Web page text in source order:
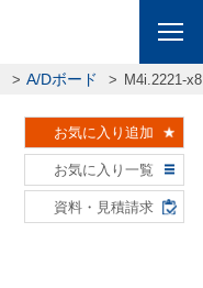
A/Dボード M4i.2221-x8
お気に入り追加
お気に入り一覧
資料・見積請求